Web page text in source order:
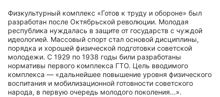
Физкультурный комплекс «Готов к труду и обороне» был
разработан после Октябрьской революции. Молодая
республика нуждалась в защите от государств с чуждой
идеологией. Массовый спорт стал основой дисциплины,
порядка и хорошей физической подготовки советской
молодежи. С 1929 по 1938 годы били разработаны
нормативы первого комплекса ГТО. Цель вводимого
комплекса — «дальнейшее повышение уровня физического
воспитания и мобилизационной готовности советского
народа, в первую очередь молодого поколения...».